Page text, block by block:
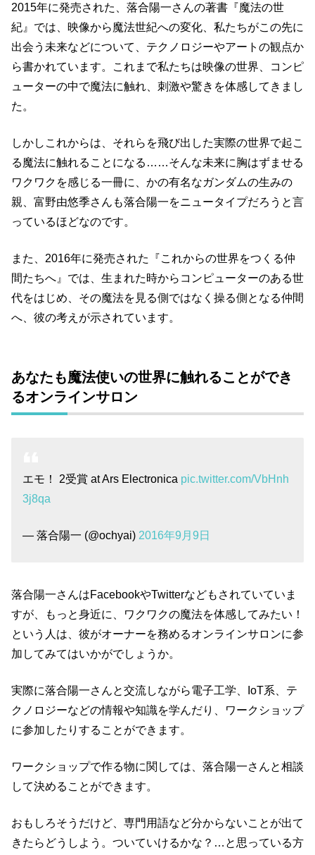
2015年に発売された、落合陽一さんの著書『魔法の世
紀』では、映像から魔法世紀への変化、私たちがこの先に
出会う未来などについて、テクノロジーやアートの観点か
ら書かれています。これまで私たちは映像の世界、コンピ
ューターの中で魔法に触れ、刺激や驚きを体感してきまし
た。
しかしこれからは、それらを飛び出した実際の世界で起こ
る魔法に触れることになる ……そんな未来に胸はずませる
ワクワクを感じる一冊に、かの有名なガンダムの生みの
親、富野由悠季さんも落合陽一をニュータイプだろうと言
っているほどなのです。
また、 2016年に発売された『これからの世界をつくる仲
間たちへ』では、生まれた時からコンピューターのある世
代をはじめ、その魔法を見る側ではなく操る側となる仲間
へ、彼の考えが示されています。
あなたも魔法使いの世界に触れることができ
るオンラインサロン
エモ！ 2受賞 at Ars Electronica pic.twitter.com/VbHnh
3j8qa
— 落合陽一 (@ochyai) 2016年9月9日
落合陽一さんはFacebookやTwitterなどもされていていま
すが、もっと身近に、ワクワクの魔法を体感してみたい！
という人は、彼がオーナーを務めるオンラインサロンに参
加してみてはいかがでしょうか。
実際に落合陽一さんと交流しながら電子工学、IoT系、テ
クノロジーなどの情報や知識を学んだり、ワークショップ
に参加したりすることができます。
ワークショップで作る物に関しては、落合陽一さんと相談
して決めることができます。
おもしろそうだけど、専門用語など分からないことが出て
きたらどうしよう。ついていけるかな？…と思っている方